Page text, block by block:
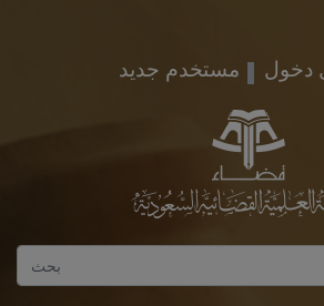
مستخدم جديد دخول